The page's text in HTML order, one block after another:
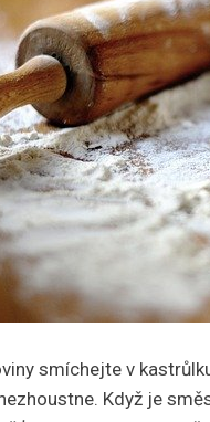
smíchejte v
Když je